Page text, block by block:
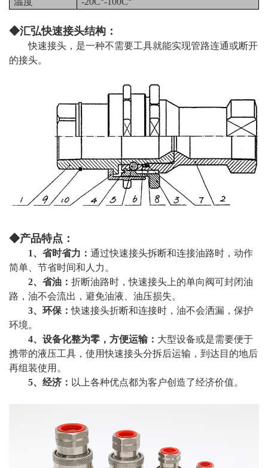
◆汇弘快速接头结构：
快速接头，是一种不需要工具就能实现管路连通或断开
的接头。
◆产品特点：
1、省时省力： 通过快速接头拆断和连接油路时，动作
简单、节省时间和人力。
2、省油： 折断油路时，快速接头上的单向阀可封闭油
路，油不会流出，避免油液、油压损失。
3、环保：快速接头折断和连接时，油不会洒漏，保护
环境。
4、设备化整为零，方便运输： 大型设备或是需要便于
携带的液压工具，使用快速接头分拆后运输，到达目的地后
再组装使用。
5、经济： 以上各种优点都为客户创造了经济价值。